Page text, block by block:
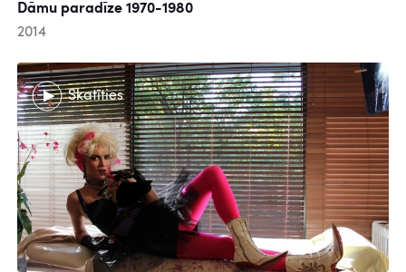
Dāmu paradīze 1970-1980
2014
Skatīties